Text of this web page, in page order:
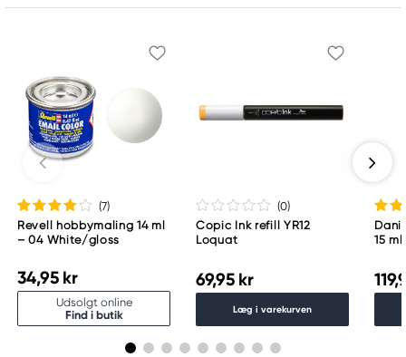
fila@fila.it
(7)
Revell hobbymaling 14 ml
– 04 White/gloss
34,95 kr
Udsolgt online
Find i butik
(0)
Copic Ink refill YR12
Loquat
69,95 kr
Læg i varekurven
15